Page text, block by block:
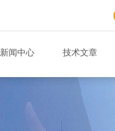
新闻中心 技术文章